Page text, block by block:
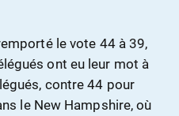
le vote 44 à 39,
ont eu leur mot à
contre 44 pour
le New Hampshire, où